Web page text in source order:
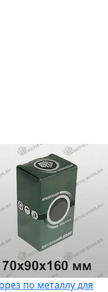
по металлу для